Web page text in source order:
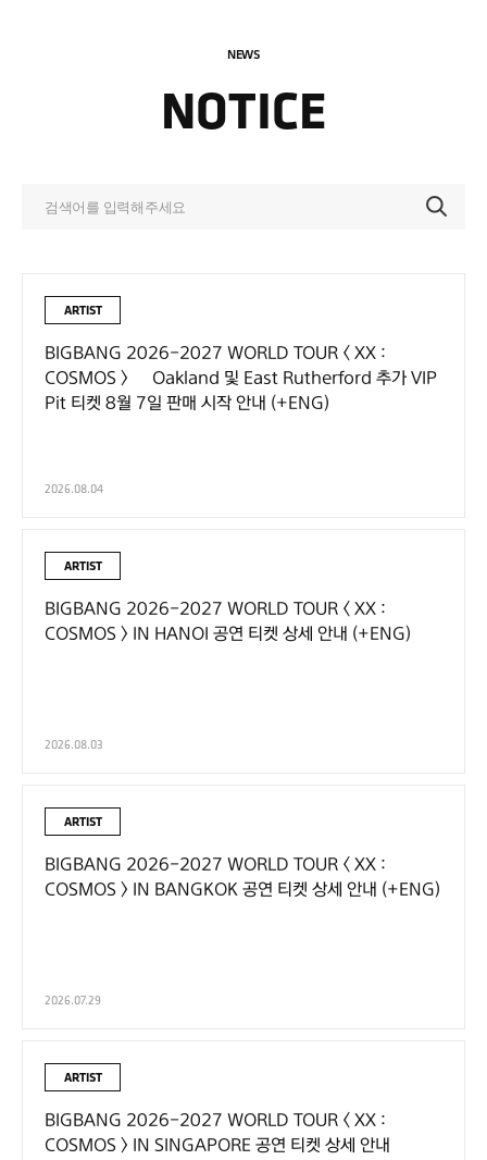
NEWS
NOTICE
ARTIST
BIGBANG 2026-2027 WORLD TOUR < XX :
COSMOS > – Oakland 및 East Rutherford 추가 VIP
Pit 티켓 8월 7일 판매 시작 안내 (+ENG)
2026.08.04
ARTIST
BIGBANG 2026-2027 WORLD TOUR < XX :
COSMOS > IN HANOI 공연 티켓 상세 안내 (+ENG)
2026.08.03
ARTIST
BIGBANG 2026-2027 WORLD TOUR < XX :
COSMOS > IN BANGKOK 공연 티켓 상세 안내 (+ENG)
2026.07.29
ARTIST
BIGBANG 2026-2027 WORLD TOUR < XX :
COSMOS > IN SINGAPORE 공연 티켓 상세 안내